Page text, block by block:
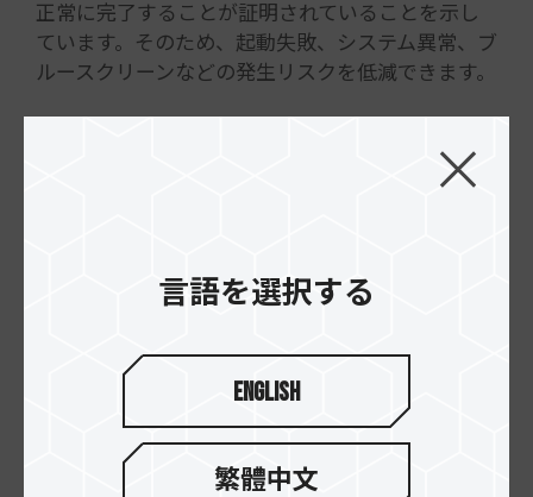
正常に完了することが証明されていることを示し
ています。そのため、起動失敗、システム異常、ブ
ルースクリーンなどの発生リスクを低減できます。
ゲーマーや、高負荷なマルチメディア処理を行う
動画編集者、あるいはNAS（ネットワーク接続ス
検証済みの部品は、高負荷時（例：XMPやEXPO動
作時）でも公称速度を維持しながら、安定したパ
これにより、長時間運用や高負荷時におけるトラ
ブルシューティングの負担を軽減できます。未検証
のハードウェア構成は、継続的な運用下でエラー
言語を選択する
English
繁體中文